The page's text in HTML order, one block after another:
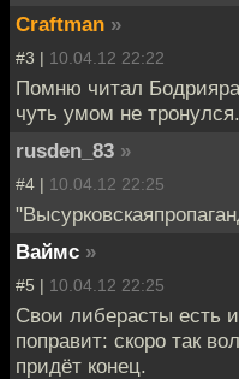
Craftman »
#3 | 10.04.12 22:22
Помню читал
чуть умом не тронулся.
rusden_83 »
#4 | 10.04.12 22:25
Ваймс »
#5 | 10.04.12 22:25
Свои либерасты есть
поправит: скоро так
придёт конец.